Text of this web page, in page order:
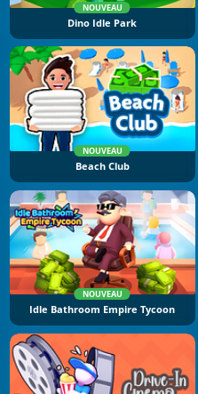
NOUVEAU
Dino Idle Park
NOUVEAU
Beach Club
NOUVEAU
Idle Bathroom Empire Tycoon